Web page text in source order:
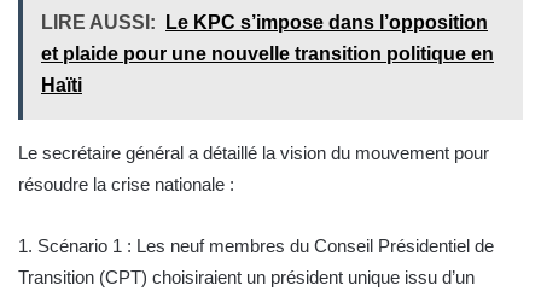
LIRE AUSSI:
Le KPC s’impose dans l’opposition
et plaide pour une nouvelle transition politique en
Haïti
Le secrétaire général a détaillé la vision du mouvement pour
résoudre la crise nationale :
1. Scénario 1 : Les neuf membres du Conseil Présidentiel de
Transition (CPT) choisiraient un président unique issu d’un